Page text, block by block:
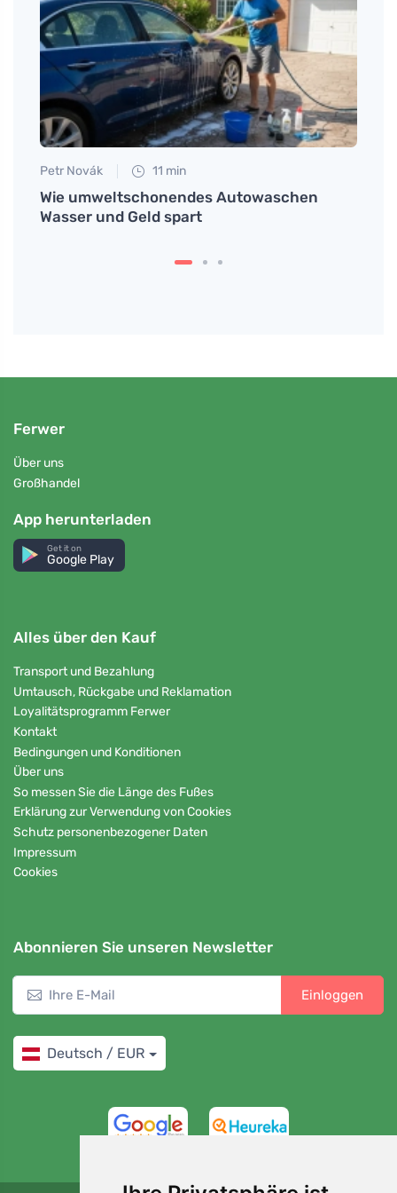
Petr Novák 11 min
Wie umweltschonendes Autowaschen
Wasser und Geld spart
Ferwer
Über uns
Großhandel
App herunterladen
Get it on
Google Play
Alles über den Kauf
Transport und Bezahlung
Umtausch, Rückgabe und Reklamation
Loyalitätsprogramm Ferwer
Kontakt
Bedingungen und Konditionen
Über uns
So messen Sie die Länge des Fußes
Erklärung zur Verwendung von Cookies
Schutz personenbezogener Daten
Impressum
Cookies
Abonnieren Sie unseren Newsletter
Einloggen
Deutsch / EUR